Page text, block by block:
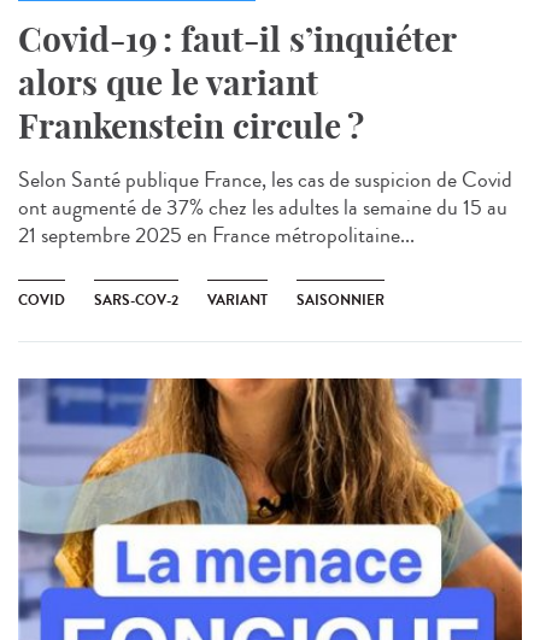
Covid-19 : faut-il s’inquiéter
alors que le variant
Frankenstein circule ?
Selon Santé publique France, les cas de suspicion de Covid
ont augmenté de 37% chez les adultes la semaine du 15 au
21 septembre 2025 en France métropolitaine...
COVID SARS-COV-2 VARIANT SAISONNIER